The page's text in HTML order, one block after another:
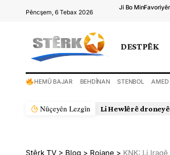
Pêncşem, 6 Tebax 2026
Ji Bo Min
DESTPÊK
HEMÛ BAJAR BEHDÎNAN STENBOL AMED
Nûçeyên Lezgîn Li Hewlêrê
Stêrk TV > Blog > Rojane > KNK: Li